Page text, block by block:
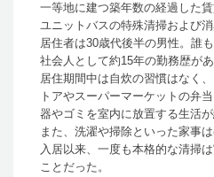
一等地に建つ築年数の経過した
ユニットバスの特殊清掃および
居住者は30歳代後半の男性。誰
社会人として約15年の勤務歴があ
居住期間中は自炊の習慣はなく
トアやスーパーマーケットの弁
器やゴミを室内に放置する生活が
また、洗濯や掃除といった家事
入居以来、一度も本格的な清掃
ことだった。